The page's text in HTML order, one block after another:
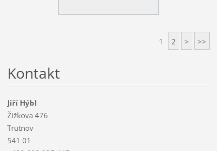
1 2 > >>
Kontakt
Jiří Hýbl
Žižkova 476
Trutnov
541 01